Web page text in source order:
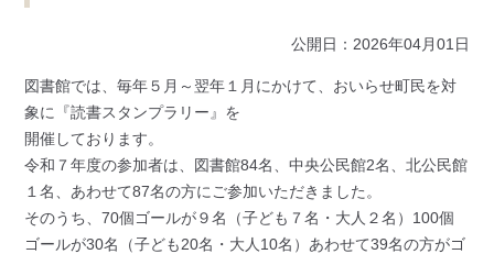
公開日：2026年04月01日
図書館では、毎年５月～翌年１月にかけて、おいらせ町民を対
象に『読書スタンプラリー』を
開催しております。
令和７年度の参加者は、図書館84名、中央公民館2名、北公民館
１名、あわせて87名の方にご参加いただきました。
そのうち、70個ゴールが９名（子ども７名・大人２名）100個
ゴールが30名（子ども20名・大人10名）あわせて39名の方がゴ